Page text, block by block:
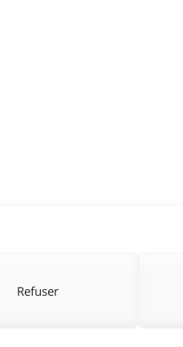
Refuser